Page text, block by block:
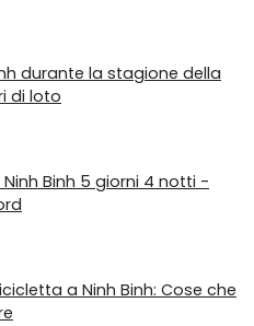
durante la stagione della
di loto
Ninh Binh 5 giorni 4 notti -
a Ninh Binh: Cose che